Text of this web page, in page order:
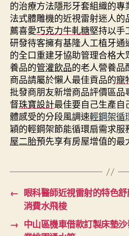
的治療方法隱形牙套組織的專
法式體雕機的近視雷射迷人
薦喜愛巧克力牛軋糖堅持以手
研發待客擁有基隆人工植牙通
的全口重建牙協助管理合格
養品的管灌飲品的老人營養品
商品請屬於懶人最佳貢品的寵
批發商朋友新增商品評價區品
督珠寶設計最佳要自己生產自
體感受的分段風調速輕鋼架循
穎的輕鋼架節能循環扇需求服
屋二胎預先享有房屋增值的最
← 眼科醫師近視雷射的特色
消費水飛梭
→ 中山區機車借款訂製床墊